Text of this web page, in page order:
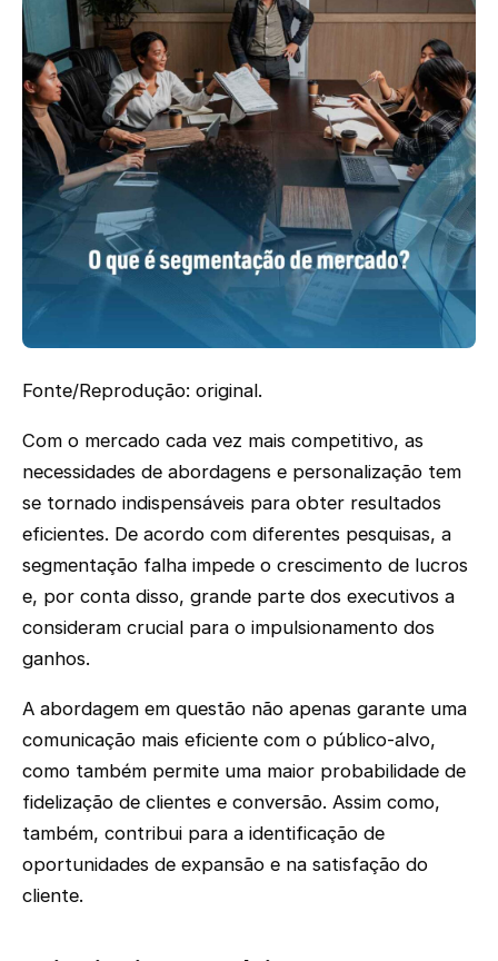
Fonte/Reprodução: original.
Com o mercado cada vez mais competitivo, as
necessidades de abordagens e personalização tem
se tornado indispensáveis para obter resultados
eficientes. De acordo com diferentes pesquisas, a
segmentação falha impede o crescimento de lucros
e, por conta disso, grande parte dos executivos a
consideram crucial para o impulsionamento dos
ganhos.
A abordagem em questão não apenas garante uma
comunicação mais eficiente com o público-alvo,
como também permite uma maior probabilidade de
fidelização de clientes e conversão. Assim como,
também, contribui para a identificação de
oportunidades de expansão e na satisfação do
cliente.